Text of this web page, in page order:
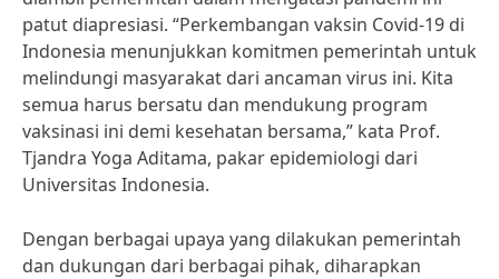
patut diapresiasi. “Perkembangan vaksin Covid-19 di
Indonesia menunjukkan komitmen pemerintah untuk
melindungi masyarakat dari ancaman virus ini. Kita
semua harus bersatu dan mendukung program
vaksinasi ini demi kesehatan bersama,” kata Prof.
Tjandra Yoga Aditama, pakar epidemiologi dari
Universitas Indonesia.
Dengan berbagai upaya yang dilakukan pemerintah
dan dukungan dari berbagai pihak, diharapkan